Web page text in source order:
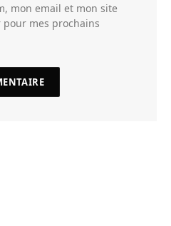
mon email et mon site
mes prochains